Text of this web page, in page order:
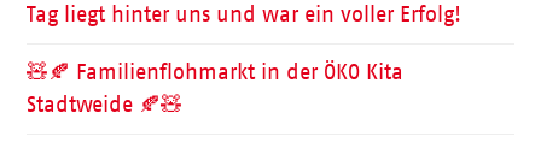
Tag liegt hinter uns und war ein voller Erfolg!
🧸🍂 Familienflohmarkt in der ÖKO Kita
Stadtweide 🍂🧸